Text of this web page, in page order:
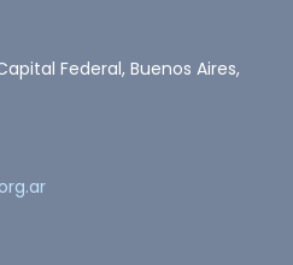
Federal, Buenos Aires,